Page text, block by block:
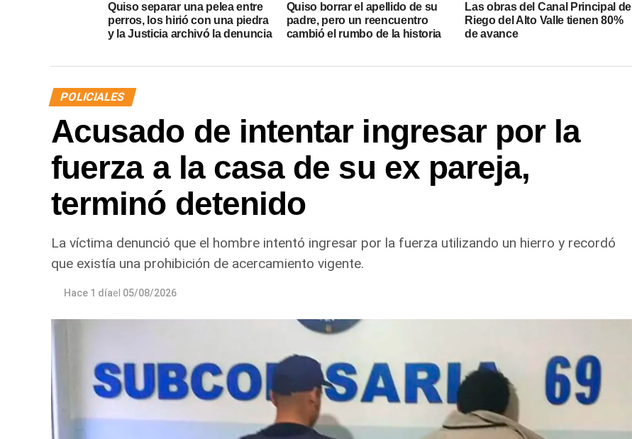
Quiso separar una pelea entre
perros, los hirió con una piedra
y la Justicia archivó la denuncia
Quiso borrar el apellido de su
padre, pero un reencuentro
cambió el rumbo de la historia
Las obras del Canal Principal de
Riego del Alto Valle tienen 80%
de avance
POLICIALES
Acusado de intentar ingresar por la
fuerza a la casa de su ex pareja,
terminó detenido
La víctima denunció que el hombre intentó ingresar por la fuerza utilizando un hierro y recordó
que existía una prohibición de acercamiento vigente.
Hace 1 díael 05/08/2026